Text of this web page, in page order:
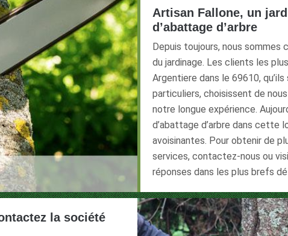
Artisan Fallone, un
d’abattage d’arbre
Depuis toujours, nous sommes
du jardinage. Les clients les
Argentiere dans le 69610,
particuliers, choisissent de
notre longue expérience.
d’abattage d’arbre dans cette
avoisinantes. Pour obtenir de
services, contactez-nous ou
réponses dans les plus brefs
la société